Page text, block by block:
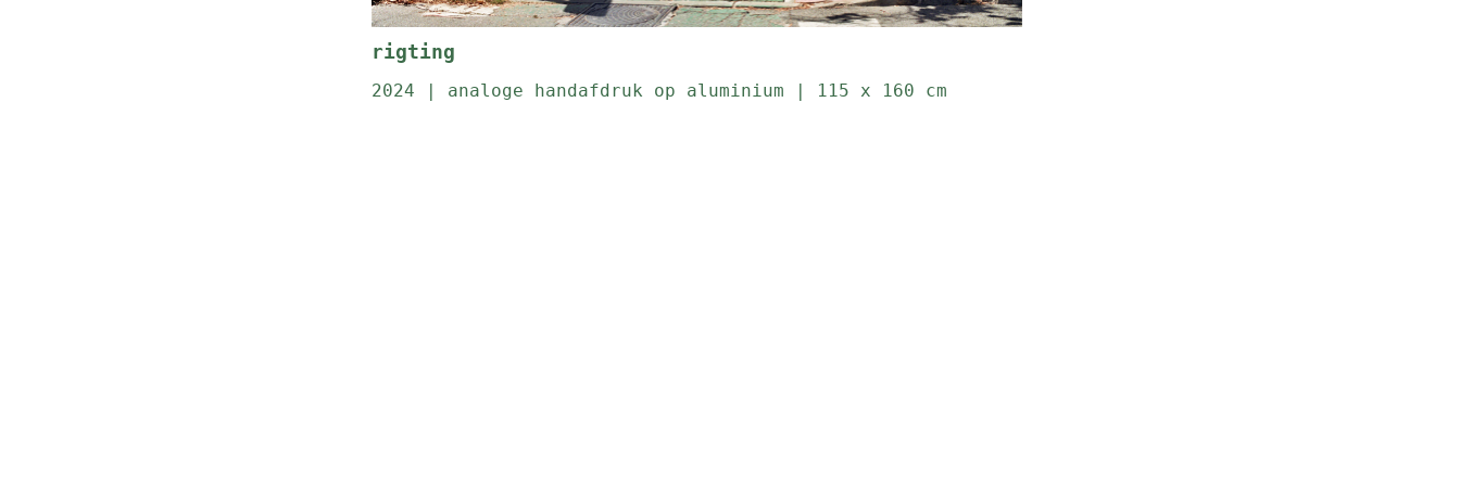
rigting
2024 | analoge handafdruk op aluminium | 115 x 160 cm